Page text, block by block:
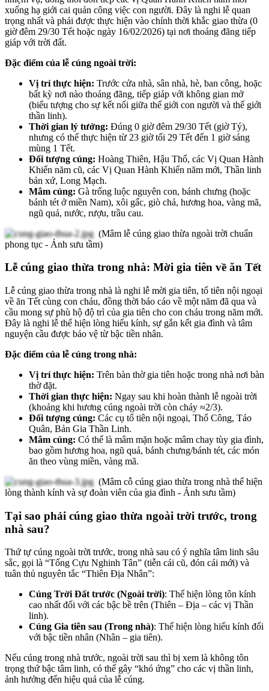
xuống hạ giới cai quản công việc con người. Đây là nghi lễ quan
trọng nhất và phải được thực hiện vào chính thời khắc giao thừa (0
giờ đêm 29/30 Tết hoặc ngày 16/02/2026) tại nơi thoáng đãng tiếp
giáp với trời đất.
Đặc điểm của lễ cúng ngoài trời:
Vị trí thực hiện: Trước cửa nhà, sân nhà, hè, ban công, hoặc
bất kỳ nơi nào thoáng đãng, tiếp giáp với không gian mở
(biểu tượng cho sự kết nối giữa thế giới con người và thế giới
thần linh).
Thời gian lý tưởng: Đúng 0 giờ đêm 29/30 Tết (giờ Tý),
nhưng có thể thực hiện từ 23 giờ tối 29 Tết đến 1 giờ sáng
mùng 1 Tết.
Đối tượng cúng: Hoàng Thiên, Hậu Thổ, các Vị Quan Hành
Khiển năm cũ, các Vị Quan Hành Khiển năm mới, Thần linh
bản xứ, Long Mạch.
Mâm cúng: Gà trống luộc nguyên con, bánh chưng (hoặc
bánh tét ở miền Nam), xôi gấc, giò chả, hương hoa, vàng mã,
ngũ quả, nước, rượu, trầu cau.
(Mâm lễ cúng giao thừa ngoài trời chuẩn
phong tục - Ảnh sưu tầm)
Lễ cúng giao thừa trong nhà: Mời gia tiên về ăn Tết
Lễ cúng giao thừa trong nhà là nghi lễ mời gia tiên, tổ tiên nội ngoại
về ăn Tết cùng con cháu, đồng thời báo cáo về một năm đã qua và
cầu mong sự phù hộ độ trì của gia tiên cho con cháu trong năm mới.
Đây là nghi lễ thể hiện lòng hiếu kính, sự gắn kết gia đình và tâm
nguyện cầu được bảo vệ từ bậc tiền nhân.
Đặc điểm của lễ cúng trong nhà:
Vị trí thực hiện: Trên bàn thờ gia tiên hoặc trong nhà nơi bàn
thờ đặt.
Thời gian thực hiện: Ngay sau khi hoàn thành lễ ngoài trời
(khoảng khi hương cúng ngoài trời còn cháy ≈2/3).
Đối tượng cúng: Các cụ tổ tiên nội ngoại, Thổ Công, Táo
Quân, Bản Gia Thần Linh.
Mâm cúng: Có thể là mâm mặn hoặc mâm chay tùy gia đình,
bao gồm hương hoa, ngũ quả, bánh chưng/bánh tét, các món
ăn theo vùng miền, vàng mã.
(Mâm cỗ cúng giao thừa trong nhà thể hiện
lòng thành kính và sự đoàn viên của gia đình - Ảnh sưu tầm)
Tại sao phải cúng giao thừa ngoài trời trước, trong
nhà sau?
Thứ tự cúng ngoài trời trước, trong nhà sau có ý nghĩa tâm linh sâu
sắc, gọi là “Tống Cựu Nghinh Tân” (tiễn cái cũ, đón cái mới) và
tuân thủ nguyên tắc “Thiên Địa Nhân”:
Cúng Trời Đất trước (Ngoài trời): Thể hiện lòng tôn kính
cao nhất đối với các bậc bề trên (Thiên – Địa – các vị Thần
linh).
Cúng Gia tiên sau (Trong nhà): Thể hiện lòng hiếu kính đối
với bậc tiền nhân (Nhân – gia tiên).
Nếu cúng trong nhà trước, ngoài trời sau thì bị xem là không tôn
trọng thứ bậc tâm linh, có thể gây “khó ứng” cho các vị thần linh,
ảnh hưởng đến hiệu quả của lễ cúng.